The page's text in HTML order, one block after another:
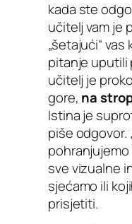
kada ste
učitelj vam je
„šetajući“
pitanje uputili
učitelj je
gore, na
Istina je
piše odgovor.
sve vizualne
sjećamo ili
prisjetiti.